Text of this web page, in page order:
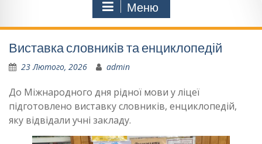
Меню
Виставка словників та енциклопедій
23 Лютого, 2026 admin
До Міжнародного дня рідної мови у ліцеї
підготовлено виставку словників, енциклопедій,
яку відвідали учні закладу.